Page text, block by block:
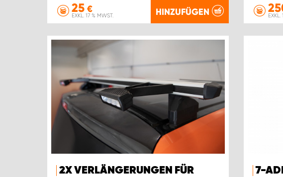
25 €
EXKL. 17 % MWST. HINZUFÜGEN EXKL.
2X VERLÄNGERUNGEN FÜR
7-